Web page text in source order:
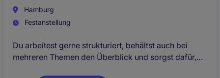
Hamburg
Festanstellung
Du arbeitest gerne strukturiert, behältst auch bei
mehreren Themen den Überblick und sorgst dafür,